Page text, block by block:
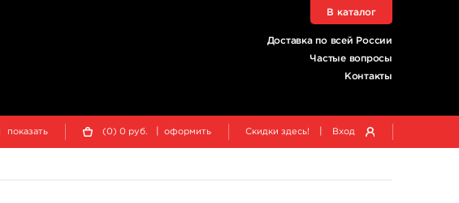
Доставка по всей России
Частые вопросы
Контакты
В каталог
показать (0) 0 руб. оформить Скидки здесь! Вход